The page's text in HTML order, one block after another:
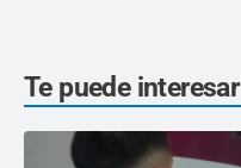
Te puede interesar